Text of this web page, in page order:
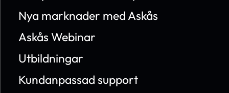
Nya marknader med Askås
Askås Webinar
Utbildningar
Kundanpassad support